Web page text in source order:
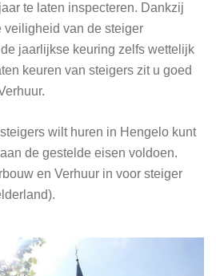
te laten inspecteren. Dankzij
veiligheid van de steiger
jaarlijkse keuring zelfs wettelijk
keuren van steigers zit u goed
wilt huren in Hengelo kunt
de gestelde eisen voldoen.
en Verhuur in voor steiger